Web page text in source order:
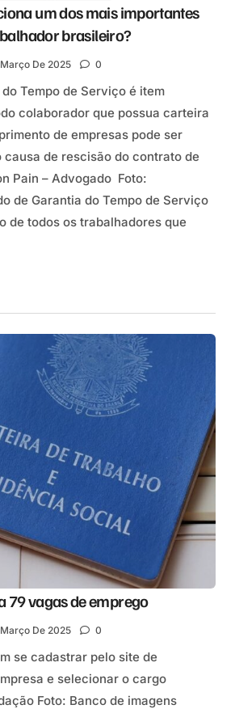
um dos mais importantes
brasileiro?
De 2025 0
Tempo de Serviço é item
colaborador que possua carteira
de empresas pode ser
de rescisão do contrato de
Pain – Advogado Foto:
de Garantia do Tempo de Serviço
de todos os trabalhadores que
79 vagas de emprego
De 2025 0
se cadastrar pelo site de
e selecionar o cargo
Foto: Banco de imagens